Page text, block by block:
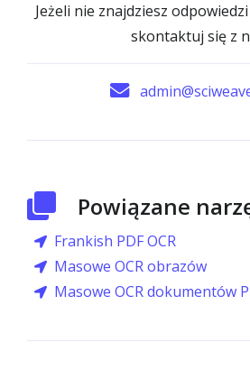
Jeżeli nie znajdziesz
skontaktuj się z
Powiązane
Frankish PDF OCR
Masowe OCR obrazów
Masowe OCR dokumentów